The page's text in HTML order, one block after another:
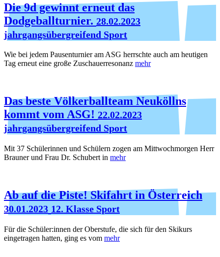
Die 9d gewinnt erneut das
Dodgeballturnier. 28.02.2023
jahrgangsübergreifend Sport
Wie bei jedem Pausenturnier am ASG herrschte auch am heutigen
Tag erneut eine große Zuschauerresonanz mehr
Das beste Völkerballteam Neuköllns
kommt vom ASG! 22.02.2023
jahrgangsübergreifend Sport
Mit 37 Schülerinnen und Schülern zogen am Mittwochmorgen Herr
Brauner und Frau Dr. Schubert in mehr
Ab auf die Piste! Skifahrt in Österreich
30.01.2023 12. Klasse Sport
Für die Schüler:innen der Oberstufe, die sich für den Skikurs
eingetragen hatten, ging es vom mehr